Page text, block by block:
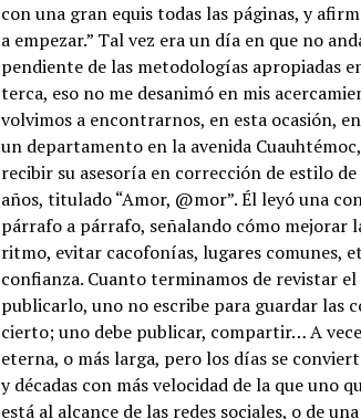
con una gran equis todas las páginas, y
a empezar.” Tal vez era un día en que no
pendiente de las metodologías apropiadas
terca, eso no me desanimó en mis
volvimos a encontrarnos, en esta ocasión,
un departamento en la avenida
recibir su asesoría en corrección de estilo
años, titulado “Amor, @mor”. Él leyó una
párrafo a párrafo, señalando cómo mejorar
ritmo, evitar cacofonías, lugares comunes,
confianza. Cuanto terminamos de revistar
publicarlo, uno no escribe para guardar las
cierto; uno debe publicar, compartir… A
eterna, o más larga, pero los días se
y décadas con más velocidad de la que uno
está al alcance de las redes sociales, o de